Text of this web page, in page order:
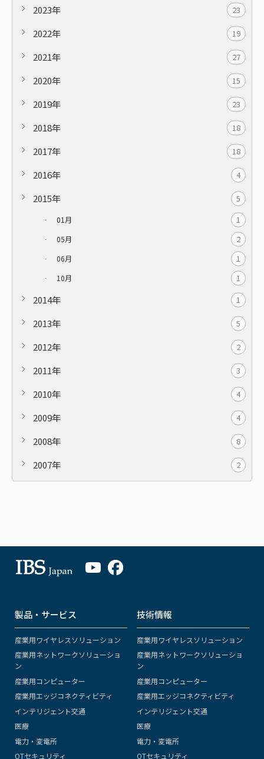
2023年 23
2022年 19
2021年 27
2020年 15
2019年 23
2018年 18
2017年 18
2016年 4
2015年 5
01月 1
05月 2
06月 1
10月 1
2014年 1
2013年 5
2012年 2
2011年 3
2010年 4
2009年 4
2008年 8
2007年 2
製品・サービス
産業用ワイヤレスソリューション
産業用ネットワークソリューショ
ン
産業用コンピューター
産業用エッジコネクティビティ
インテリジェント交通
医療
電力・変電所
OTセキュリティ
技術情報
産業用ワイヤレスソリューション
産業用ネットワークソリューショ
ン
産業用コンピューター
産業用エッジコネクティビティ
インテリジェント交通
医療
電力・変電所
OTセキュリティ